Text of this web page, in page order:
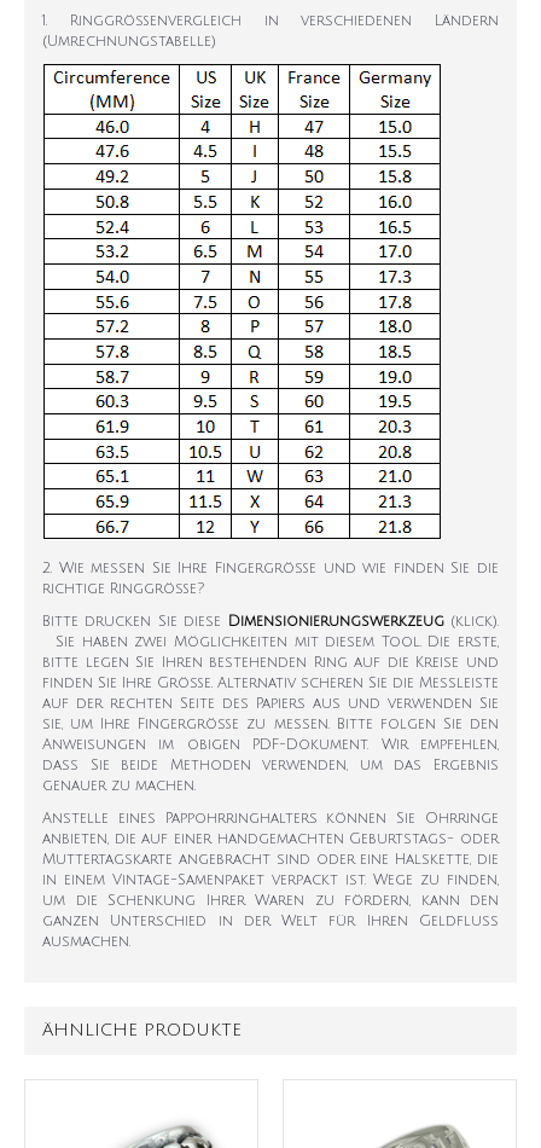
1. Ringgrößenvergleich in verschiedenen Ländern
(Umrechnungstabelle)
2. Wie messen Sie Ihre Fingergröße und wie finden Sie die
richtige Ringgröße?
Bitte drucken Sie diese Dimensionierungswerkzeug (klick).
Sie haben zwei Möglichkeiten mit diesem Tool. Die erste,
bitte legen Sie Ihren bestehenden Ring auf die Kreise und
finden Sie Ihre Größe. Alternativ scheren Sie die Messleiste
auf der rechten Seite des Papiers aus und verwenden Sie
sie, um Ihre Fingergröße zu messen. Bitte folgen Sie den
Anweisungen im obigen PDF-Dokument. Wir empfehlen,
dass Sie beide Methoden verwenden, um das Ergebnis
genauer zu machen.
Anstelle eines Pappohrringhalters können Sie Ohrringe
anbieten, die auf einer handgemachten Geburtstags- oder
Muttertagskarte angebracht sind oder eine Halskette, die
in einem Vintage-Samenpaket verpackt ist. Wege zu finden,
um die Schenkung Ihrer Waren zu fördern, kann den
ganzen Unterschied in der Welt für Ihren Geldfluss
ausmachen.
ÄHNLICHE PRODUKTE